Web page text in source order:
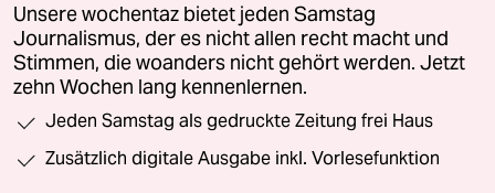
Unsere wochentaz bietet jeden Samstag
Journalismus, der es nicht allen recht macht und
Stimmen, die woanders nicht gehört werden. Jetzt
zehn Wochen lang kennenlernen.
Jeden Samstag als gedruckte Zeitung frei Haus
Zusätzlich digitale Ausgabe inkl. Vorlesefunktion